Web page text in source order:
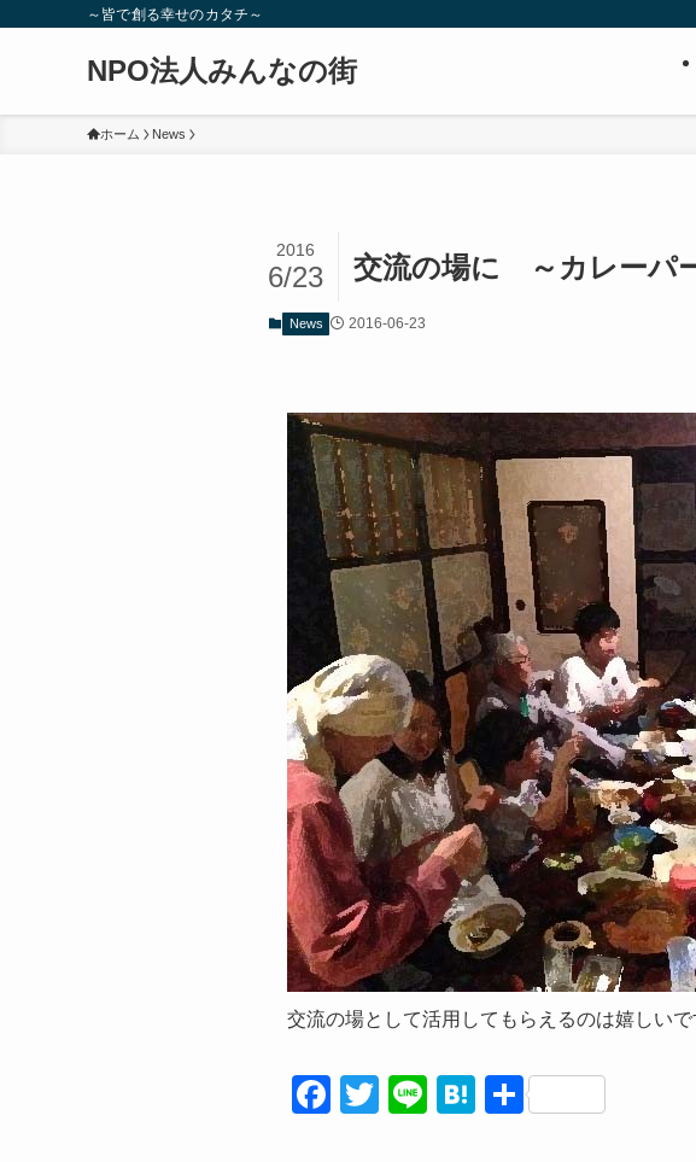
～皆で創る幸せのカタチ～
NPO法人みんなの街
ホーム News
交流の場に ～カレーパ
2016
6/23
News 2016-06-23
交流の場として活用してもらえるのは嬉しいで
F
T
Li
H 共